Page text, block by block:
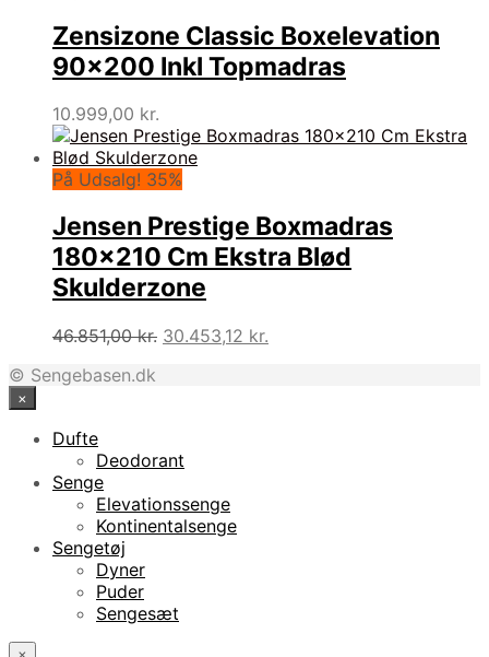
Zensizone Classic Boxelevation
90×200 Inkl Topmadras
10.999,00 kr.
På Udsalg! 35%
Jensen Prestige Boxmadras
180×210 Cm Ekstra Blød
Skulderzone
46.851,00kr. Den
30.453,12 kr.
© Sengebasen.dk
×
Dufte
Deodorant
Senge
Elevationssenge
Kontinentalsenge
Sengetøj
Dyner
Puder
Sengesæt
×